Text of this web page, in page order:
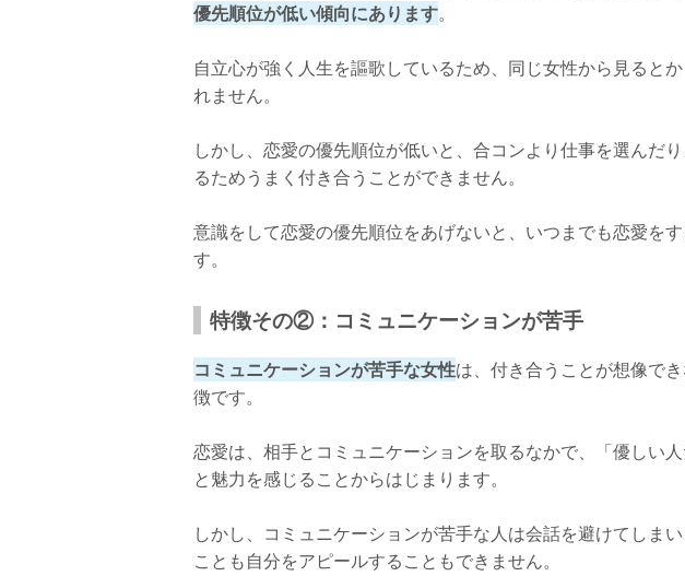
優先順位が低い傾向にあります。
自立心が強く人生を謳歌しているため、同じ女性から見ると
れません。
しかし、恋愛の優先順位が低いと、合コンより仕事を選んだ
るためうまく付き合うことができません。
意識をして恋愛の優先順位をあげないと、いつまでも恋愛を
す。
特徴その②：コミュニケーションが苦手
コミュニケーションが苦手な女性は、付き合うことが想像で
徴です。
恋愛は、相手とコミュニケーションを取るなかで、「優しい
と魅力を感じることからはじまります。
しかし、コミュニケーションが苦手な人は会話を避けてしま
ことも自分をアピールすることもできません。